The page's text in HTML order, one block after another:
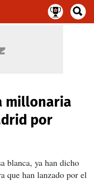
millonaria
por
blanca, ya han dicho
que han lanzado por el